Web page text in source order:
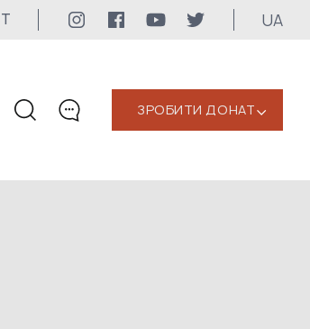
UA
ЗРОБИТИ ДОНАТ‹